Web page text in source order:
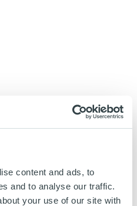
content and ads, to
and to analyse our traffic.
your use of our site with